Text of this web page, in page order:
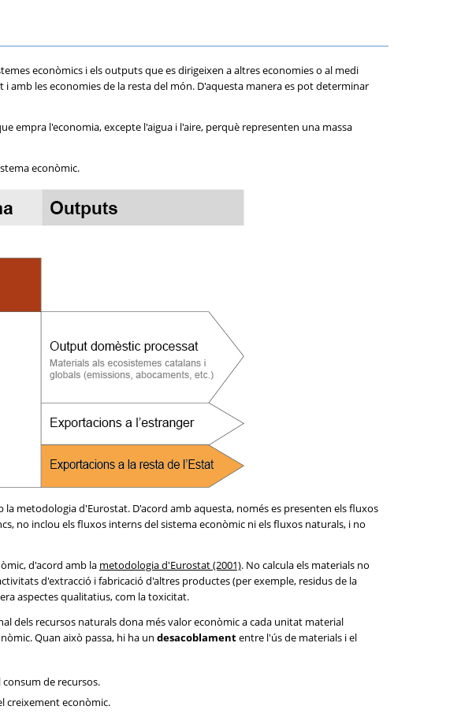
econòmics i els outputs que es dirigeixen a altres economies o al medi
amb les economies de la resta del món. D'aquesta manera es pot determinar
empra l'economia, excepte l'aigua i l'aire, perquè representen una massa
econòmic.
metodologia d'Eurostat. D'acord amb aquesta, només es presenten els fluxos
no inclou els fluxos interns del sistema econòmic ni els fluxos naturals, i no
d'acord amb la metodologia d'Eurostat (2001). No calcula els materials no
d'extracció i fabricació d'altres productes (per exemple, residus de la
aspectes qualitatius, com la toxicitat.
dels recursos naturals dona més valor econòmic a cada unitat material
Quan això passa, hi ha un desacoblamententre l'ús de materials i el
de recursos.
creixement econòmic.